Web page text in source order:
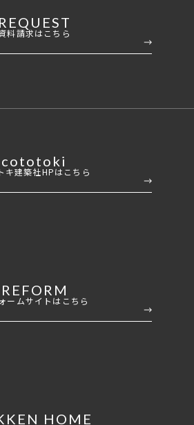
REQUEST
料請求はこちら
cototoki
キ建築社HPはこちら
REFORM
ームサイトはこちら
HOME